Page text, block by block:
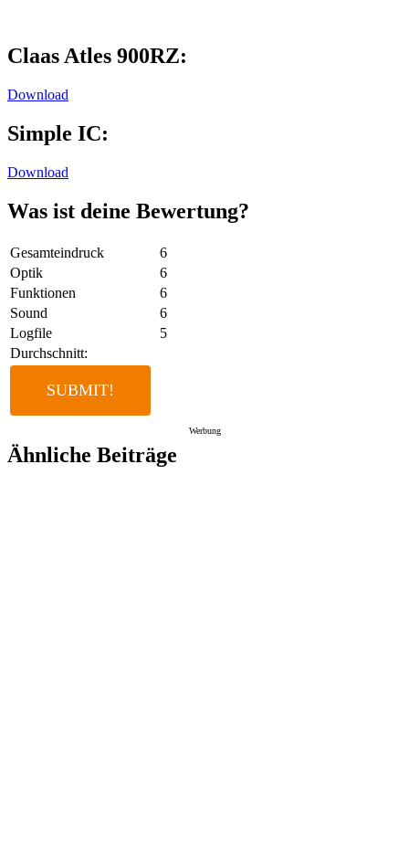
Claas Atles 900RZ:
Download
Simple IC:
Download
Was ist deine Bewertung?
Gesamteindruck
6
Optik
6
Funktionen
6
Sound
6
Logfile
5
Durchschnitt:
Werbung
Ähnliche Beiträge